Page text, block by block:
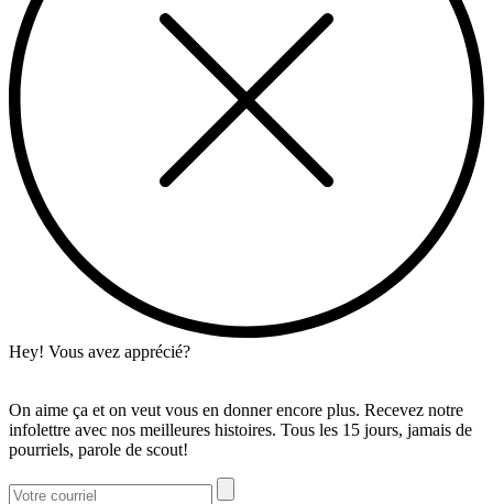
Hey! Vous avez apprécié?
On aime ça et on veut vous en donner encore plus. Recevez notre
infolettre avec nos meilleures histoires. Tous les 15 jours, jamais de
pourriels, parole de scout!